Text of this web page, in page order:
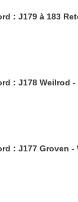
: J179 à 183
: J178 Weilrod -
: J177 Groven -